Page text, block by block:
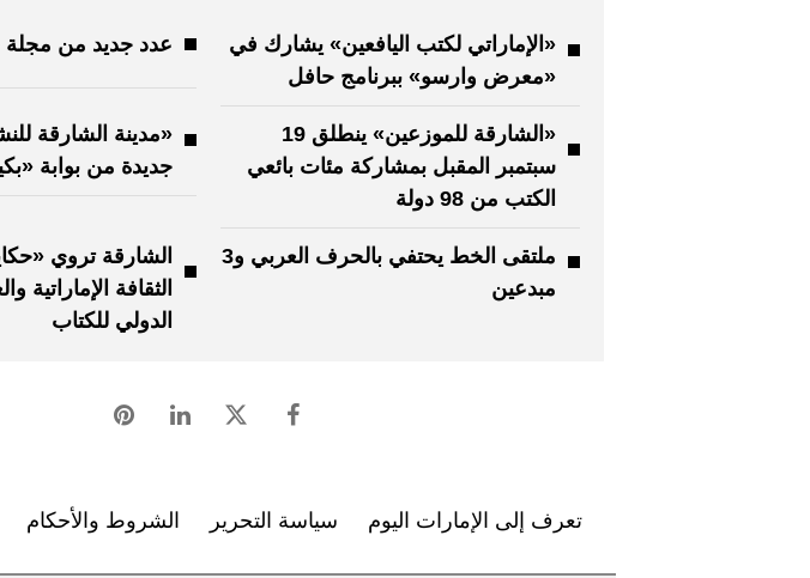
«الإماراتي لكتب اليافعين» يشارك في
«معرض وارسو» ببرنامج حافل
عدد جديد من مجلة
«الشارقة للموزعين» ينطلق 19
سبتمبر المقبل بمشاركة مئات بائعي
الكتب من 98 دولة
«مدينة الشارقة
جديدة من بوابة
ملتقى الخط يحتفي بالحرف العربي و3
مبدعين
الشارقة تروي
الثقافة الإماراتية
الدولي للكتاب
تعرف إلى الإمارات اليوم سياسة التحرير الشروط والأحكام